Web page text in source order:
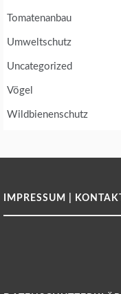
Tomatenanbau
Umweltschutz
Uncategorized
Vögel
Wildbienenschutz
IMPRESSUM | KONTAKT